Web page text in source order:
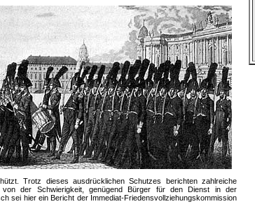
Trotz dieses ausdrücklichen Schutzes berichten zahlreiche
der Schwierigkeit, genügend Bürger für den Dienst in der
sei hier ein Bericht der Immediat-Friedensvollziehungskommission